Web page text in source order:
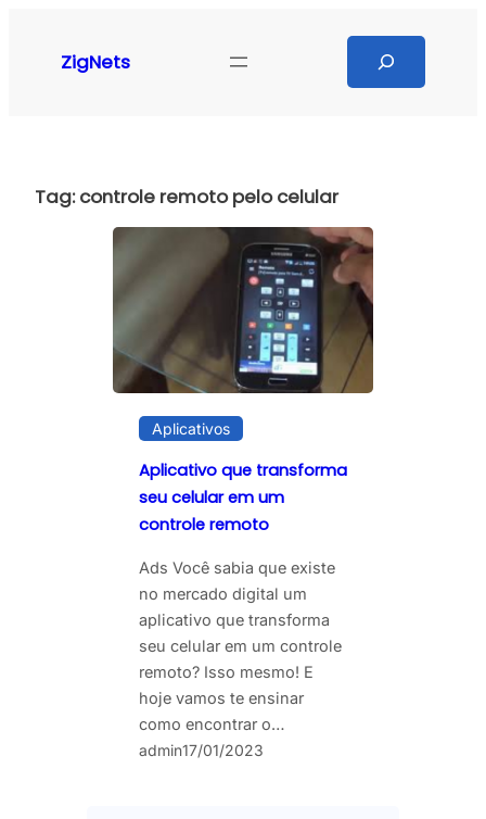
ZigNets
Tag:controle remoto pelo celular
Aplicativos
Aplicativo que transforma
seu celular em um
controle remoto
Ads Você sabia que existe
no mercado digital um
aplicativo que transforma
seu celular em um controle
remoto? Isso mesmo! E
hoje vamos te ensinar
como encontrar o…
admin17/01/2023